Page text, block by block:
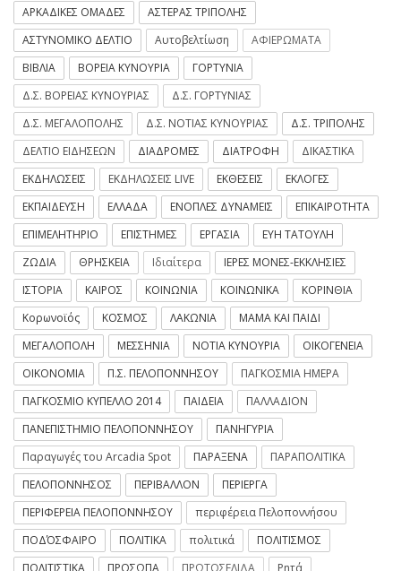
ΑΡΚΑΔΙΚΕΣ ΟΜΑΔΕΣ
ΑΣΤΕΡΑΣ ΤΡΙΠΟΛΗΣ
ΑΣΤΥΝΟΜΙΚΟ ΔΕΛΤΙΟ
Αυτοβελτίωση
ΑΦΙΕΡΩΜΑΤΑ
ΒΙΒΛΙΑ
ΒΟΡΕΙΑ ΚΥΝΟΥΡΙΑ
ΓΟΡΤΥΝΙΑ
Δ.Σ. ΒΟΡΕΙΑΣ ΚΥΝΟΥΡΙΑΣ
Δ.Σ. ΓΟΡΤΥΝΙΑΣ
Δ.Σ. ΜΕΓΑΛΟΠΟΛΗΣ
Δ.Σ. ΝΟΤΙΑΣ ΚΥΝΟΥΡΙΑΣ
Δ.Σ. ΤΡΙΠΟΛΗΣ
ΔΕΛΤΙΟ ΕΙΔΗΣΕΩΝ
ΔΙΑΔΡΟΜΕΣ ΔΙΑΤΡΟΦΗ
ΔΙΚΑΣΤΙΚΑ
ΕΚΔΗΛΩΣΕΙΣ
ΕΚΔΗΛΩΣΕΙΣ LIVE ΕΚΘΕΣΕΙΣ
ΕΚΛΟΓΕΣ
ΕΚΠΑΙΔΕΥΣΗ
ΕΛΛΑΔΑ ΕΝΟΠΛΕΣ ΔΥΝΑΜΕΙΣ
ΕΠΙΚΑΙΡΟΤΗΤΑ
ΕΠΙΜΕΛΗΤΗΡΙΟ
ΕΠΙΣΤΗΜΕΣ ΕΡΓΑΣΙΑ
ΕΥΗ ΤΑΤΟΥΛΗ
ΖΩΔΙΑ
ΘΡΗΣΚΕΙΑ Ιδιαίτερα
ΙΕΡΕΣ ΜΟΝΕΣ-ΕΚΚΛΗΣΙΕΣ
ΙΣΤΟΡΙΑ
ΚΑΙΡΟΣ ΚΟΙΝΩΝΙΑ ΚΟΙΝΩΝΙΚΑ
ΚΟΡΙΝΘΙΑ
Κορωνοϊός
ΚΟΣΜΟΣ ΛΑΚΩΝΙΑ
ΜΑΜΑ ΚΑΙ ΠΑΙΔΙ
ΜΕΓΑΛΟΠΟΛΗ
ΜΕΣΣΗΝΙΑ ΝΟΤΙΑ ΚΥΝΟΥΡΙΑ
ΟΙΚΟΓΕΝΕΙΑ
ΟΙΚΟΝΟΜΙΑ
Π.Σ. ΠΕΛΟΠΟΝΝΗΣΟΥ
ΠΑΓΚΟΣΜΙΑ ΗΜΕΡΑ
ΠΑΓΚΟΣΜΙΟ ΚΥΠΕΛΛΟ 2014
ΠΑΙΔΕΙΑ
ΠΑΛΛΑΔΙΟΝ
ΠΑΝΕΠΙΣΤΗΜΙΟ ΠΕΛΟΠΟΝΝΗΣΟΥ
ΠΑΝΗΓΥΡΙΑ
Παραγωγές του Arcadia Spot
ΠΑΡΑΞΕΝΑ
ΠΑΡΑΠΟΛΙΤΙΚΑ
ΠΕΛΟΠΟΝΝΗΣΟΣ
ΠΕΡΙΒΑΛΛΟΝ
ΠΕΡΙΕΡΓΑ
ΠΕΡΙΦΕΡΕΙΑ ΠΕΛΟΠΟΝΝΗΣΟΥ
περιφέρεια Πελοποννήσου
ΠΟΔΌΣΦΑΙΡΟ
ΠΟΛΙΤΙΚΑ πολιτικά
ΠΟΛΙΤΙΣΜΟΣ
ΠΟΛΙΤΙΣΤΙΚΑ
ΠΡΟΣΩΠΑ ΠΡΩΤΟΣΕΛΙΔΑ
Ρητά